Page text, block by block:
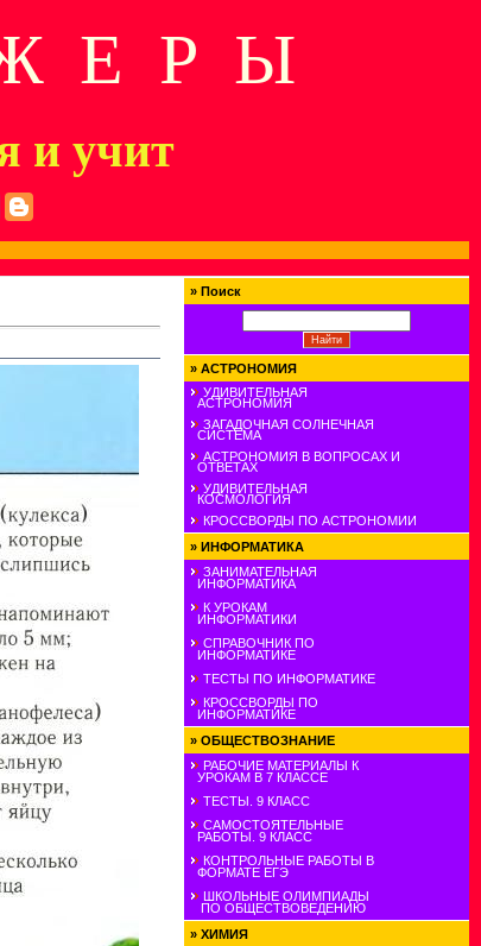
Е Р Ы
и учит
» Поиск
» АСТРОНОМИЯ
УДИВИТЕЛЬНАЯ
АСТРОНОМИЯ
ЗАГАДОЧНАЯ СОЛНЕЧНАЯ
СИСТЕМА
АСТРОНОМИЯ В ВОПРОСАХ И
ОТВЕТАХ
УДИВИТЕЛЬНАЯ
КОСМОЛОГИЯ
КРОССВОРДЫ ПО АСТРОНОМИИ
» ИНФОРМАТИКА
ЗАНИМАТЕЛЬНАЯ
ИНФОРМАТИКА
К УРОКАМ
ИНФОРМАТИКИ
СПРАВОЧНИК ПО
ИНФОРМАТИКЕ
ТЕСТЫ ПО ИНФОРМАТИКЕ
КРОССВОРДЫ ПО
ИНФОРМАТИКЕ
» ОБЩЕСТВОЗНАНИЕ
РАБОЧИЕ МАТЕРИАЛЫ К
УРОКАМ В 7 КЛАССЕ
ТЕСТЫ. 9 КЛАСС
САМОСТОЯТЕЛЬНЫЕ
РАБОТЫ. 9 КЛАСС
КОНТРОЛЬНЫЕ РАБОТЫ В
ФОРМАТЕ ЕГЭ
ШКОЛЬНЫЕ ОЛИМПИАДЫ
ПО ОБЩЕСТВОВЕДЕНИЮ
» ХИМИЯ